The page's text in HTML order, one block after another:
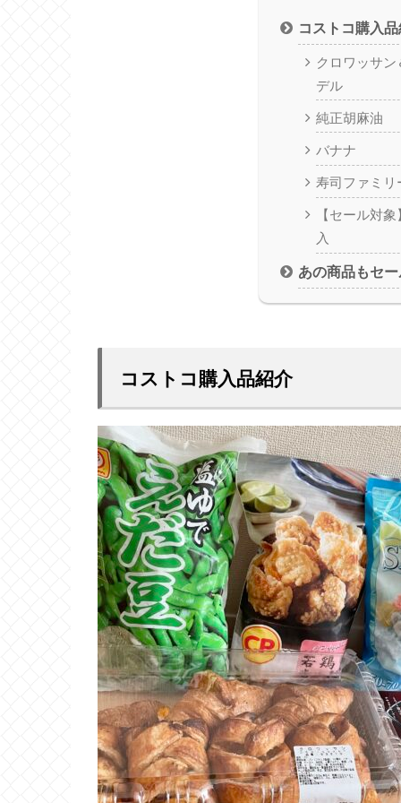
コストコ購入
クロワッサ
デル
純正胡麻油
バナナ
寿司ファミリ
【セール対
入
あの商品もセ
コストコ購入品紹介